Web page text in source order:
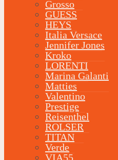
Grosso
GUESS
HEYS
Italia Versace
Jennifer Jones
Kroko
LORENTI
Marina Galanti
Matties
Valentino
Prestige
Reisenthel
ROLSER
TITAN
Verde
VIA55